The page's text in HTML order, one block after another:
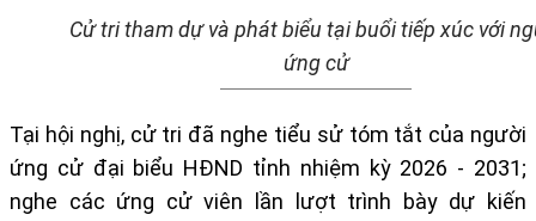
Cử tritham dựvà phát biểu tại buổi tiếp xúc với ng
ứng cử
Tại hội nghị, cử tri đã nghe tiểu sử tóm tắt của người
ứng cử đại biểu HĐND tỉnh nhiệm kỳ 2026 - 2031;
nghe các ứng cử viên lần lượt trình bày dự kiến